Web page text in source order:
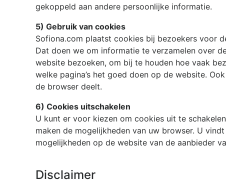
gekoppeld aan andere persoonlijke informatie.
5) Gebruik van cookies
Sofiona.com plaatst cookies bij bezoekers voor
Dat doen we om informatie te verzamelen over
website bezoeken, om bij te houden hoe vaak
welke pagina’s het goed doen op de website.
de browser deelt.
6) Cookies uitschakelen
U kunt er voor kiezen om cookies uit te
maken de mogelijkheden van uw browser. U
mogelijkheden op de website van de aanbieder
Disclaimer